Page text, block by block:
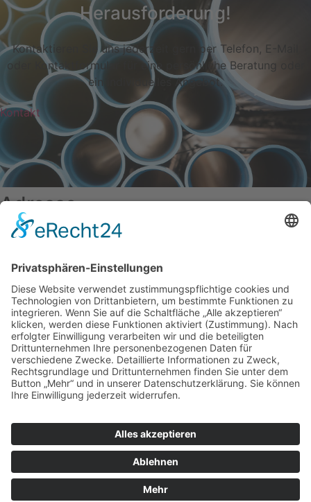
Herausforderung!
Kontaktieren Sie uns jederzeit gern per Telefon, E-Mail
oder Kontaktformular für eine persönliche Beratung oder
ein individuelles Angebot.
Kontakt
Adresse
TELO Hoch- & Tiefbau GmbH
63477 Maintal
Kontakt
06109 698 98 40
06109 698 98 41
info@telo-bau-gmbh.de
© 2020 TELO Hoch- & Tiefbau GmbH | Alle Rechte